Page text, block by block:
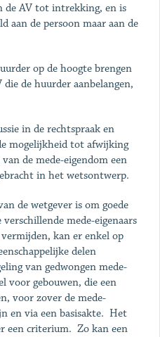
de AV tot intrekking, en is
aan de persoon maar aan de
op de hoogte brengen
de huurder aanbelangen,
in de rechtspraak en
mogelijkheid tot afwijking
de mede-eigendom een
in het wetsontwerp.
de wetgever is om goede
mede-eigenaars
kan er enkel op
delen
van gedwongen mede-
voor gebouwen, die een
voor zover de mede-
en via een basisakte. Het
een criterium. Zo kan een